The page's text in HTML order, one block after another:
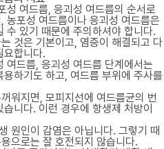
성 여드름, 응괴성 여드름의 순서로
농포성 여드름이나 응괴성 여드름은
수 있기 때문에 주의하셔야 합니다.
것은 기본이고, 염증이 해결되고 다
요합니다.
여드름, 응괴성 여드름 단계에서는
하기도 하고, 여드름 부위에 주사를
워지면, 모피지선에 여드름균의 번
니다. 이런 경우에 항생제 처방이
원인이 감염은 아닙니다. 그렇기 때
으로는 잘 호전되지 않습니다.